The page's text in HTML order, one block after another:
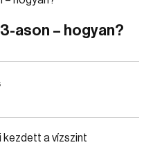
ason – hogyan?